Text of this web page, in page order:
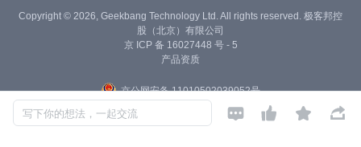
写下你的想法，一起交流    
Copyright © 2026, Geekbang Technology Ltd. All rights reserved. 极客邦控
股（北京）有限公司
京 ICP 备 16027448 号 - 5
产品资质
京公网安备 11010502039052号